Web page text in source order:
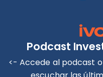
Podcast
<- Accede al podcast